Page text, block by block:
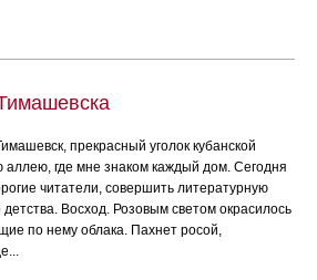
прекрасный уголок кубанской
аллею, где мне знаком каждый дом. Сегодня
читатели, совершить литературную
детства. Восход. Розовым светом окрасилось
по нему облака. Пахнет росой,